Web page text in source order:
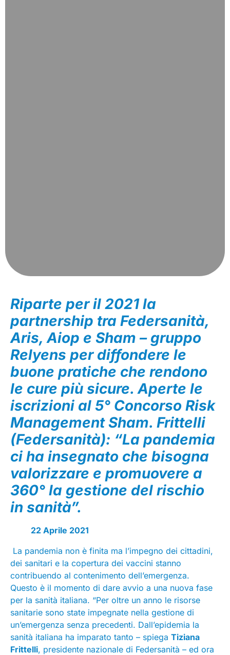
Riparte per il 2021 la
partnership tra Federsanità,
Aris, Aiop e Sham – gruppo
Relyens per diffondere le
buone pratiche che rendono
le cure più sicure. Aperte le
iscrizioni al 5° Concorso Risk
Management Sham. Frittelli
(Federsanità): “La pandemia
ci ha insegnato che bisogna
valorizzare e promuovere a
360° la gestione del rischio
in sanità”.
22 Aprile 2021
La pandemia non è finita ma l’impegno dei cittadini,
dei sanitari e la copertura dei vaccini stanno
contribuendo al contenimento dell’emergenza.
Questo è il momento di dare avvio a una nuova fase
per la sanità italiana. “Per oltre un anno le risorse
sanitarie sono state impegnate nella gestione di
un’emergenza senza precedenti. Dall’epidemia la
sanità italiana ha imparato tanto – spiega Tiziana
Frittelli, presidente nazionale di Federsanità – ed ora